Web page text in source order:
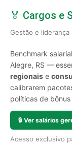
🏅 Cargos e
Gestão e liderança
Benchmark
Alegre, RS —
regionais e
calibrarem
políticas de
🔒 Ver salários
Acesso exclusivo